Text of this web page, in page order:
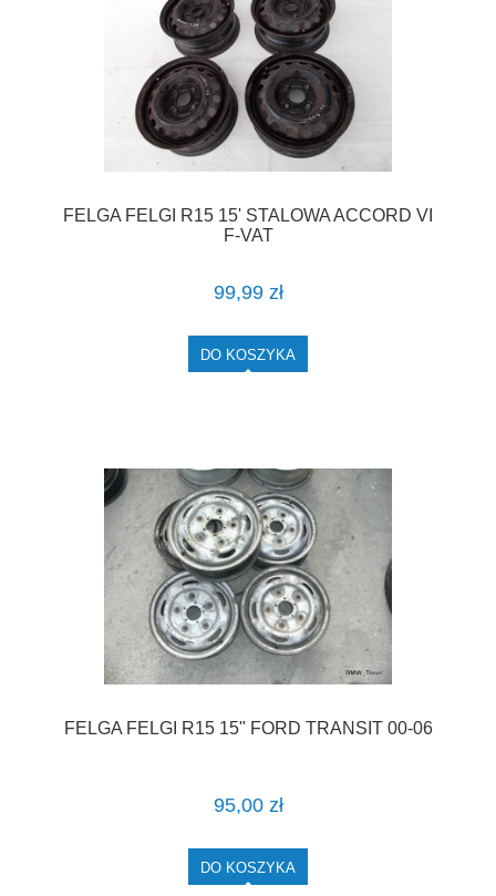
FELGA FELGI R15 15' STALOWA ACCORD VI
F-VAT
99,99 zł
DO KOSZYKA
FELGA FELGI R15 15" FORD TRANSIT 00-06
95,00 zł
DO KOSZYKA